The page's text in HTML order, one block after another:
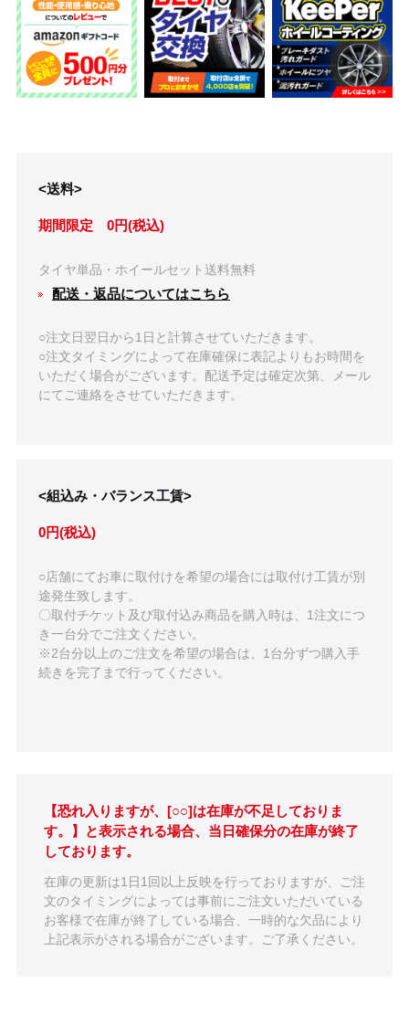
<送料>
期間限定 0円(税込)
タイヤ単品・ホイールセット送料無料
配送・返品についてはこちら
○注文日翌日から1日と計算させていただきます。
○注文タイミングによって在庫確保に表記よりもお時間を
いただく場合がございます。配送予定は確定次第、メール
にてご連絡をさせていただきます。
<組込み・バランス工賃>
0円(税込)
○店舗にてお車に取付けを希望の場合には取付け工賃が別
途発生致します。
〇取付チケット及び取付込み商品を購入時は、1注文につ
き一台分でご注文ください。
※2台分以上のご注文を希望の場合は、1台分ずつ購入手
続きを完了まで行ってください。
【恐れ入りますが、[○○]は在庫が不足しておりま
す。】と表示される場合、当日確保分の在庫が終了
しております。
在庫の更新は1日1回以上反映を行っておりますが、ご注
文のタイミングによっては事前にご注文いただいている
お客様で在庫が終了している場合、一時的な欠品により
上記表示がされる場合がございます。ご了承ください。